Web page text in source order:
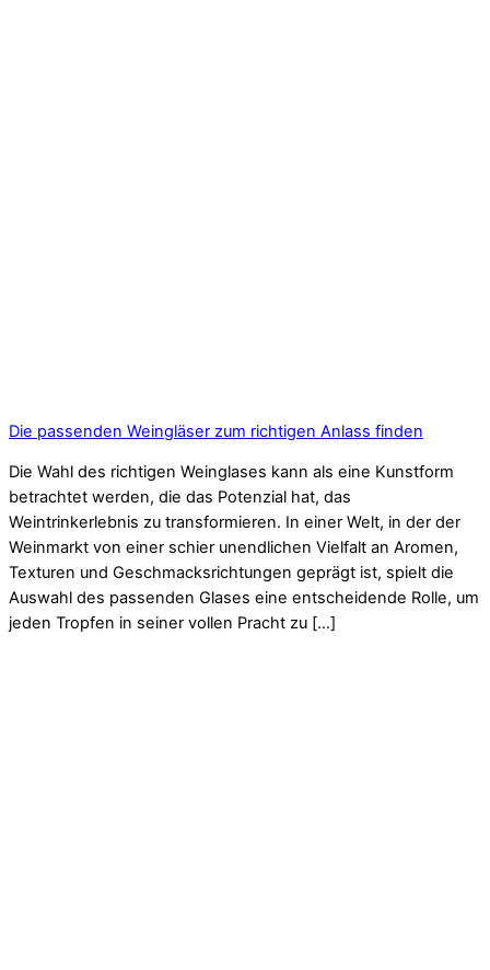
Die passenden Weingläser zum richtigen Anlass finden
Die Wahl des richtigen Weinglases kann als eine Kunstform
betrachtet werden, die das Potenzial hat, das
Weintrinkerlebnis zu transformieren. In einer Welt, in der der
Weinmarkt von einer schier unendlichen Vielfalt an Aromen,
Texturen und Geschmacksrichtungen geprägt ist, spielt die
Auswahl des passenden Glases eine entscheidende Rolle, um
jeden Tropfen in seiner vollen Pracht zu […]